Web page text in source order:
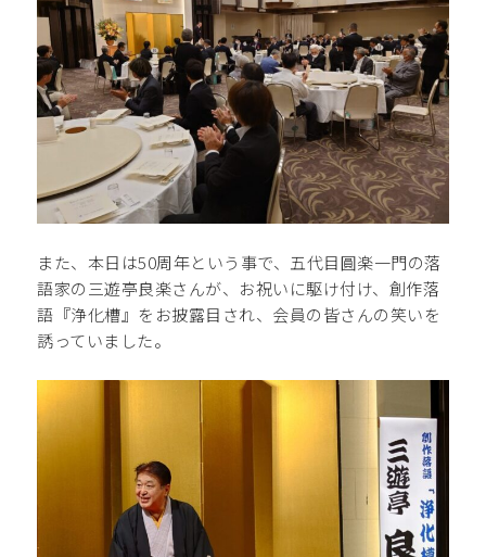
また、本日は50周年という事で、五代目圓楽一門の落
語家の三遊亭良楽さんが、お祝いに駆け付け、創作落
語『浄化槽』をお披露目され、会員の皆さんの笑いを
誘っていました。